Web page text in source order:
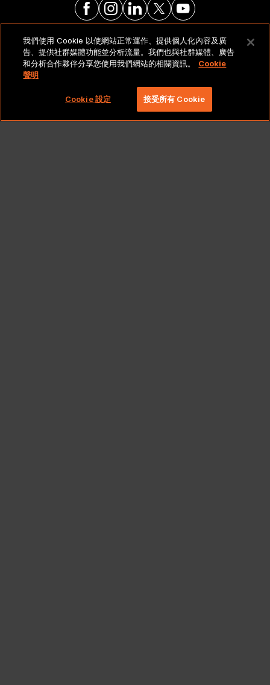
法律聲明與政策
Copyright 2026 Lionbridge Technologies, LLC. 著作
權所有，並保留一切權利。
我們使用 Cookie 以使網站正常運作、提供個人化內容及廣
告、提供社群媒體功能並分析流量。我們也與社群媒體、廣告
和分析合作夥伴分享您使用我們網站的相關資訊。
Cookie
聲明
Cookie 設定 接受所有 Cookie